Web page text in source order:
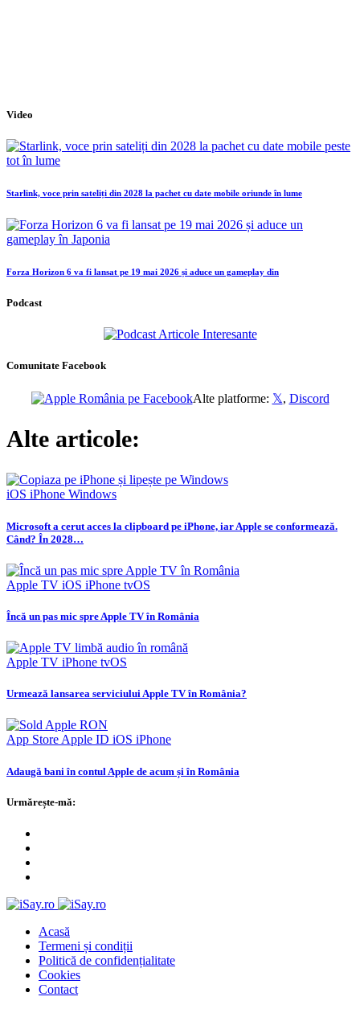
Video
Starlink, voce prin sateliți din 2028 la pachet cu date mobile oriunde în lume
Forza Horizon 6 va fi lansat pe 19 mai 2026 și aduce un gameplay din
Podcast
Comunitate Facebook
Alte platforme: 𝕏, Discord
Alte articole:
iOS iPhone Windows
Microsoft a cerut acces la clipboard pe iPhone, iar Apple se conformează.
Când? În 2028…
Apple TV iOS iPhone tvOS
Încă un pas mic spre Apple TV în România
Apple TV iPhone tvOS
Urmează lansarea serviciului Apple TV în România?
App Store Apple ID iOS iPhone
Adaugă bani în contul Apple de acum și în România
Urmărește-mă:
Acasă
Termeni și condiții
Politică de confidențialitate
Cookies
Contact